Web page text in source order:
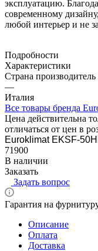
эксплуатацию.
современному
любой интерьер и не
Подробности
Характеристики
Страна производитель
—
Италия
Все товары бренда
Цена действительна
отличаться от цен в
Euroklimat EKSF-
71900
В наличии
Заказать
Задать вопрос
Гарантия на
Описание
Оплата
Доставка